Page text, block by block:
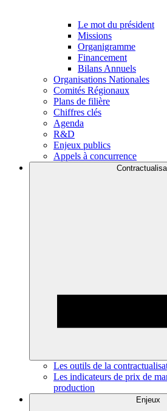
Le mot du président
Missions
Organigramme
Financement
Bilans Annuels
Organisations Nationales
Comités Régionaux
Plans de filière
Chiffres clés
Agenda
R&D
Enjeux publics
Appels à concurrence
Les outils de la
Les indicateurs de prix de
production
Enjeux